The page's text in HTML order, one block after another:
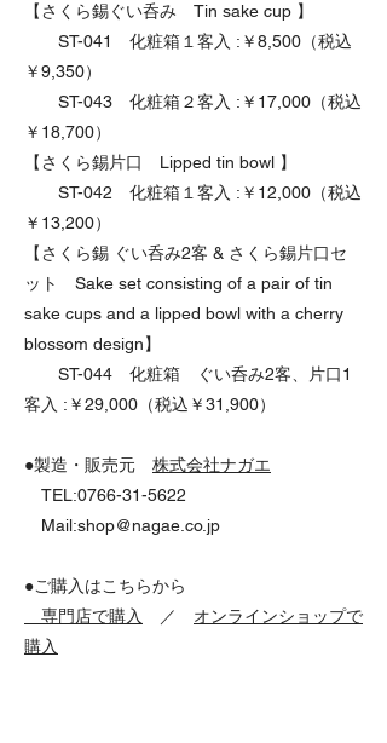
【さくら錫ぐい呑み Tin sake cup 】
ST-041 化粧箱１客入 :￥8,500（税込
￥9,350）
ST-043 化粧箱２客入 :￥17,000（税込
￥18,700）
【さくら錫片口 Lipped tin bowl 】
ST-042 化粧箱１客入 :￥12,000（税込
￥13,200）
【さくら錫 ぐい呑み2客 & さくら錫片口セ
ット Sake set consisting of a pair of tin
sake cups and a lipped bowl with a cherry
blossom design】
ST-044 化粧箱 ぐい呑み2客、片口1
客入 :￥29,000（税込￥31,900）
●製造・販売元 株式会社ナガエ
TEL:0766-31-5622
​ Mail:shop@nagae.co.jp
●ご購入はこちらから
専門店で購入
／ オンラインショップで
購入